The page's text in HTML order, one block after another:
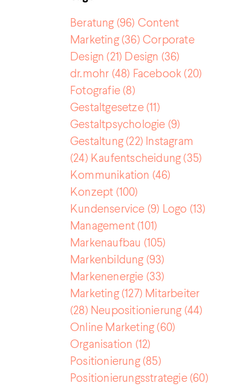
Beratung(96) Content
Marketing(36) Corporate
Design (21) Design (36)
dr.mohr (48) Facebook (20)
Fotografie (8)
Gestaltgesetze(11)
Gestaltpsychologie (9)
Gestaltung(22) Instagram
(24) Kaufentscheidung(35)
Kommunikation (46)
Konzept (100)
Kundenservice (9) Logo (13)
Management (101)
Markenaufbau (105)
Markenbildung(93)
Markenenergie (33)
Marketing(127) Mitarbeiter
(28) Neupositionierung(44)
Online Marketing(60)
Organisation (12)
Positionierung(85)
Positionierungsstrategie(60)